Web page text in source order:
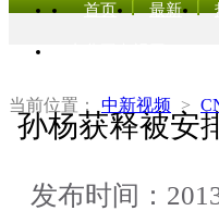
首页 最新
当前位置： 中新视频 >
孙杨获释被安
发布时间：